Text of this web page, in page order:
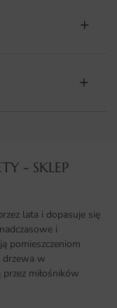
- SKLEP
lata i dopasuje się
i
pomieszczeniom
drzewa w
miłośników